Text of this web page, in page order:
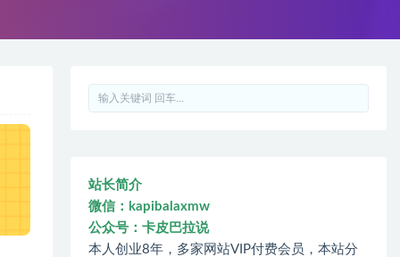
站长简介
微信：kapibalaxmw
公众号：卡皮巴拉说
本人创业8年，多家网站VIP付费会员，本站分